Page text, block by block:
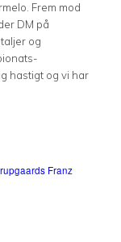
Frem mod
DM på
og
hastigt og vi har
Franz